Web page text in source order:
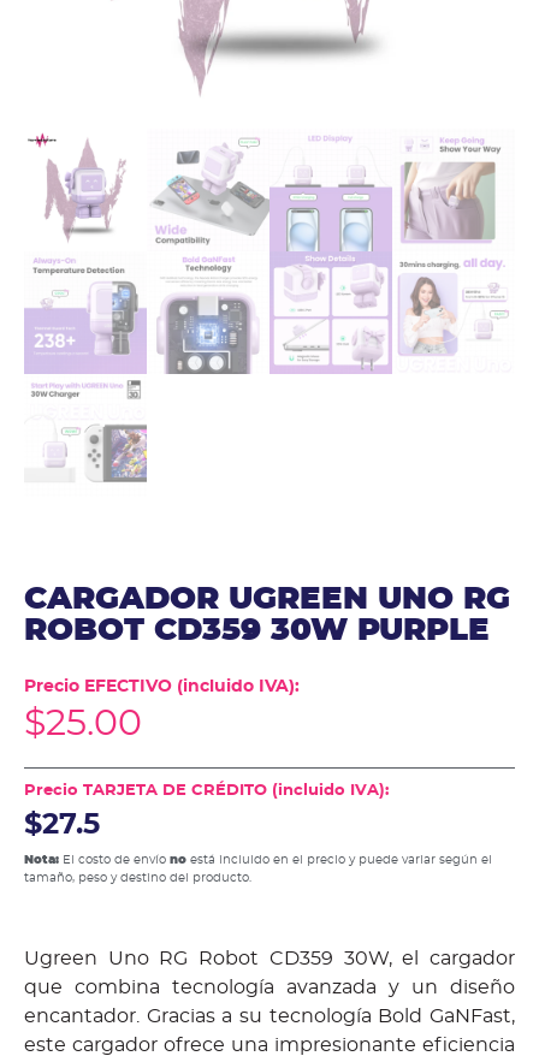
CARGADOR UGREEN UNO RG
ROBOT CD359 30W PURPLE
Precio EFECTIVO (incluido IVA):
$25.00
Precio TARJETA DE CRÉDITO (incluido IVA):
$27.5
Nota: El costo de envío no está incluido en el precio y puede variar según el
tamaño, peso y destino del producto.
Ugreen Uno RG Robot CD359 30W, el cargador
que combina tecnología avanzada y un diseño
encantador. Gracias a su tecnología Bold GaNFast,
este cargador ofrece una impresionante eficiencia